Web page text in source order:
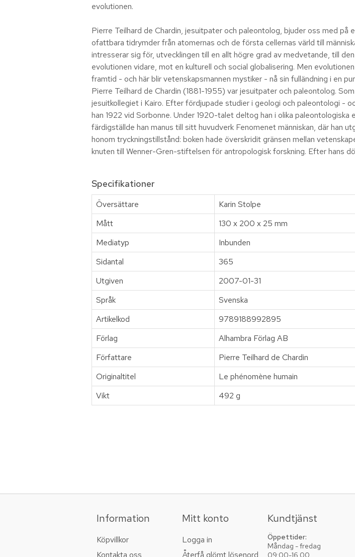
evolutionen.
Pierre Teilhard de Chardin, jesuitpater och paleontolog, bjuder oss med
ofattbara tidrymder från atomernas och de första cellernas värld till
intresserar sig för, utvecklingen till en allt högre grad av medvetande, till
evolutionen vidare, mot en kulturell och social globalisering. Men
framtid - och här blir vetenskapsmannen mystiker - nå sin fulländning i en
Pierre Teilhard de Chardin (1881-1955) var jesuitpater och paleontolog.
jesuitkollegiet i Kairo. Efter fördjupade studier i geologi och paleontologi -
han 1922 vid Sorbonne. Under 1920-talet deltog han i olika paleontologiska
färdigställde han manus till sitt huvudverk Fenomenet människan, där han
honom tryckningstillstånd: boken hade överskridit gränsen mellan
knuten till Wenner-Gren-stiftelsen för antropologisk forskning. Efter hans
Specifikationer
Översättare
Karin Stolpe
Mått
130 x 200 x 25 mm
Mediatyp
Inbunden
Sidantal
365
Utgiven
2007-01-31
Språk
Svenska
Artikelkod
9789188992895
Förlag
Alhambra Förlag AB
Författare
Pierre Teilhard de Chardin
Originaltitel
Le phénomène humain
Vikt
492 g
Information
Köpvillkor
Kontakta oss
Mitt konto
Logga in
Återfå glömt lösenord
Kundtjänst
Öppettider:
Måndag - fredag
09:00-16.00